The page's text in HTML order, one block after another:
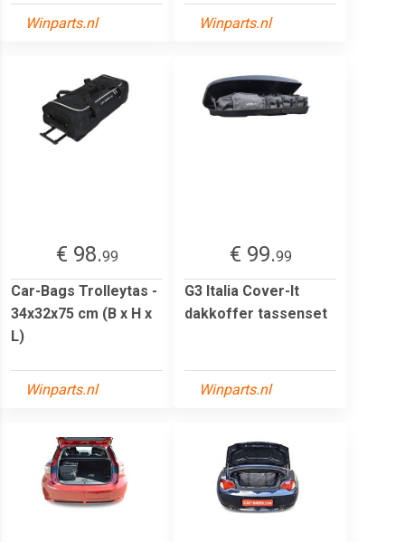
Winparts.nl Winparts.nl
€ 98.99
Car-Bags Trolleytas -
34x32x75 cm (B x H x
L)
Winparts.nl
€ 99.99
G3 Italia Cover-It
dakkoffer tassenset
Winparts.nl